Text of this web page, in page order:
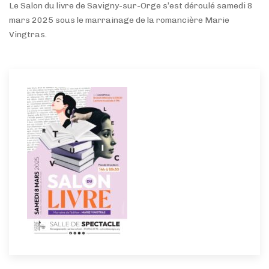
Le Salon du livre de Savigny-sur-Orge s’est déroulé samedi 8
mars 2025 sous le marrainage de la romancière Marie
Vingtras.